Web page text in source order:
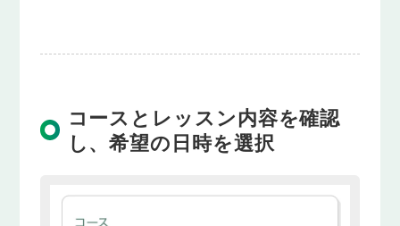
コースとレッスン内容を確認
し、希望の日時を選択